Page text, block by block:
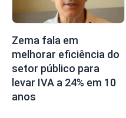
Zema fala em
melhorar eficiência do
setor público para
levar IVA a 24% em 10
anos